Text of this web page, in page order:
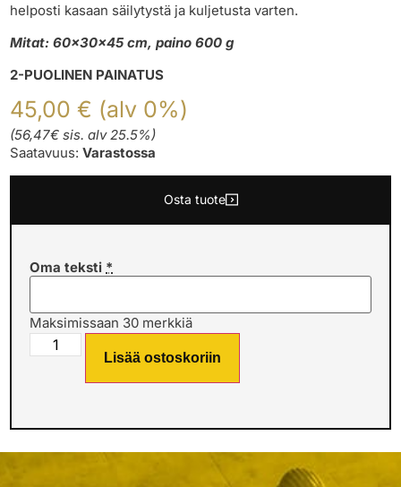
helposti kasaan säilytystä ja kuljetusta varten.
Mitat: 60x30x45 cm, paino 600 g
2-PUOLINEN PAINATUS
45,00 € (alv 0%)
(56,47€ sis. alv 25.5%)
Saatavuus:Varastossa
Osta tuote
Oma teksti *
Maksimissaan 30 merkkiä
Lisää ostoskoriin